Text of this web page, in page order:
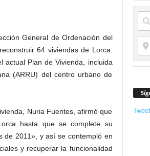
General de Ordenación del
64 viviendas de Lorca.
actual Plan de Vivienda, incluida
(ARRU) del centro urbano de
Nuria Fuentes, afirmó que
hasta que se complete su
de 2011», y así se contempló en
y recuperar la funcionalidad